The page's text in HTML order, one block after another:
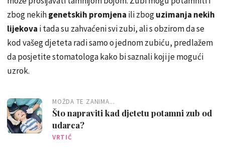
zbog nekihgenetskih promjena ili zboguzimanja nekih
lijekova i tada su zahvaćeni svi zubi, ali s obzirom da se
kod vašeg djeteta radi samo o jednom zubiću, predlažem
da posjetite stomatologa kako bi saznali koji je mogući
uzrok.
MOŽDA TE ZANIMA...
Što napraviti kad djetetu potamni zub od
udarca?
VRTIĆ